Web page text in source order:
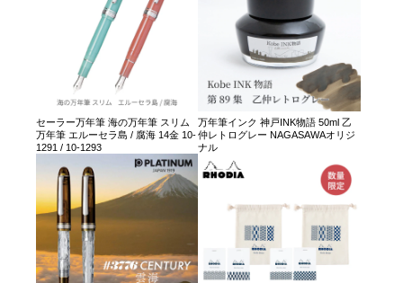
セーラー万年筆 海の万年筆 スリム
万年筆 エルーセラ島 / 腐海 14金 10-
1291 / 10-1293
万年筆インク 神戸INK物語 50ml 乙
仲レトログレー NAGASAWAオリジ
ナル